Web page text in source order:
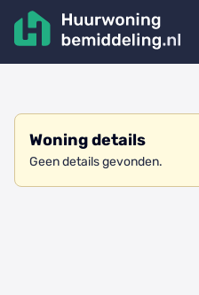
Woning details
Geen details gevonden.